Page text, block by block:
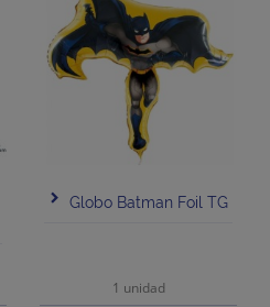
Globo Batman Foil TG
1 unidad